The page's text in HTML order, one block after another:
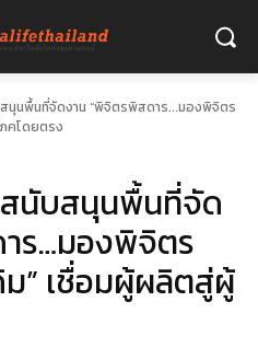
นุนพื้นที่จัดงาน “พิจิตรพิสดาร...มองพิจิตร
คโดยตรง
สนับสนุนพื้นที่จัด
ร…มองพิจิตร
ม” เชื่อมผู้ผลิตสู่ผู้